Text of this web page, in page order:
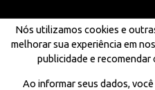
Nós utilizamos cookies e
melhorar sua experiência em
publicidade e
Ao informar seus dados,